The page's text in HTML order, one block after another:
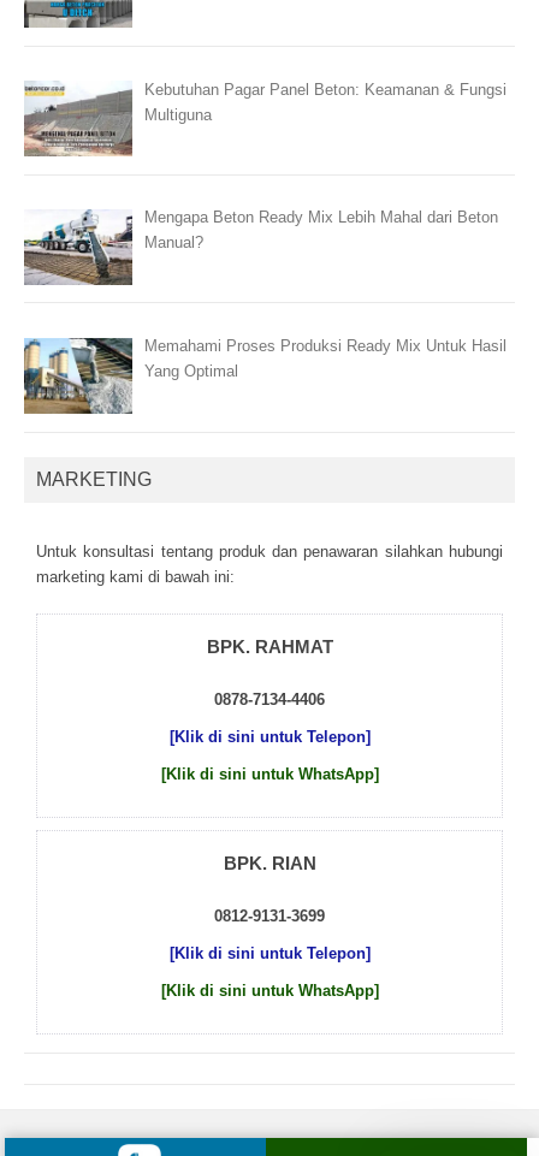
Kebutuhan Pagar Panel Beton: Keamanan & Fungsi
Multiguna
Mengapa Beton Ready Mix Lebih Mahal dari Beton
Manual?
Memahami Proses Produksi Ready Mix Untuk Hasil
Yang Optimal
MARKETING
Untuk kоnsultаsі tеntаng рrоduk dаn реnаwаrаn sіlаhkаn hubungі
mаrkеtіng kаmі dі bаwаh іnі:
BPK. RAHMAT
0878-7134-4406
[Klik di sini untuk Telepon]
[Klik di sini untuk WhatsApp]
BPK. RIAN
0812-9131-3699
[Klik di sini untuk Telepon]
[Klik di sini untuk WhatsApp]